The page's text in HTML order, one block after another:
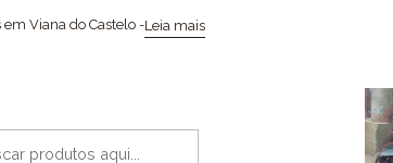
Viana do Castelo -Leia mais